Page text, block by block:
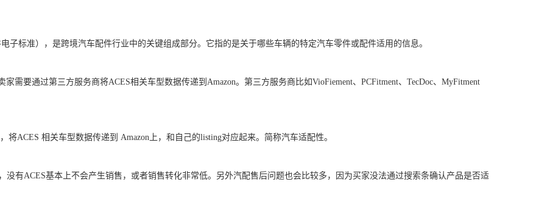
电子标准），是跨境汽车配件行业中的关键组成部分。它指的是关于哪些车辆的特定汽车零件或配件适用的信息。
家需要通过第三方服务商将ACES相关车型数据传递到Amazon。第三方服务商比如VioFiement、PCFitment、TecDoc、MyFitment
ACES 相关车型数据传递到 Amazon上，和自己的listing对应起来。简称汽车适配性。
没有ACES基本上不会产生销售，或者销售转化非常低。另外汽配售后问题也会比较多，因为买家没法通过搜索条确认产品是否适